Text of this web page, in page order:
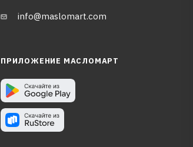
info@maslomart.com
ПРИЛОЖЕНИЕ МАСЛОМАРТ